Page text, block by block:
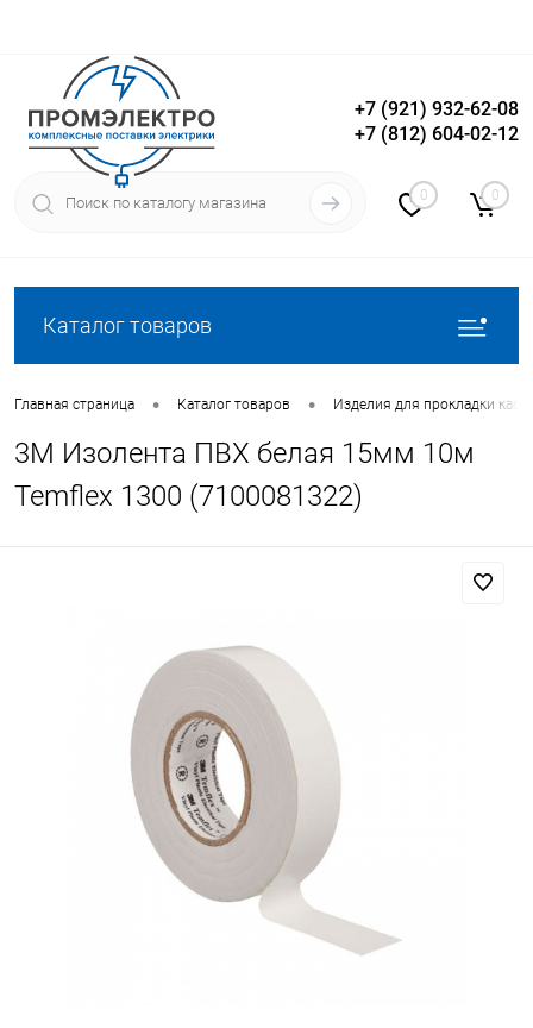
Вход Регистрация
+7 (921) 932-62-08
+7 (812) 604-02-12
0 0
Каталог товаров
Главная страница • Каталог товаров • Изделия для прокладки
3M Изолента ПВХ белая 15мм 10м
Temflex 1300 (7100081322)